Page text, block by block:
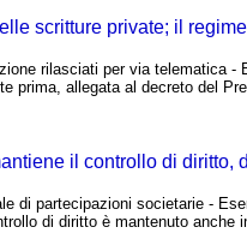
scritture private; il
rilasciati per via telematica -
prima, allegata al decreto del
il controllo di diritto,
di partecipazioni societarie -
di diritto è mantenuto anche